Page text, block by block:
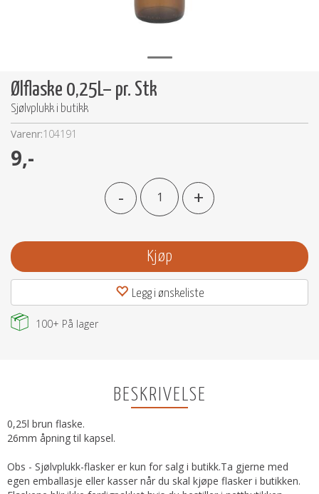
Ølflaske 0,25L– pr. Stk
Sjølvplukk i butikk
Varenr:104191
9,-
- +
Kjøp
Legg i ønskeliste
100+ På lager
BESKRIVELSE
0,25l brun flaske.
26mm åpning til kapsel.
Obs - Sjølvplukk-flasker er kun for salg i butikk.Ta gjerne med
egen emballasje eller kasser når du skal kjøpe flasker i butikken.